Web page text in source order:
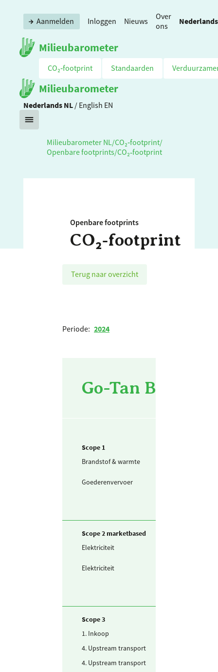
Milieubarometer
Aanmelden Inloggen Nieuws
Over
ons
Nederlands
CO₂‑footprint Standaarden
Milieubarometer
Nederlands NL / English EN
Milieubarometer NL /CO₂‑footprint/
Openbare footprints/CO₂‑footprint
Openbare footprints
CO₂‑footprint
Terug naar overzicht
Periode: 2024
Go-Tan BV -
Scope 1
Brandstof & warmte
Goederenvervoer
Scope 2 marketbased
Elektriciteit
Elektriciteit
Scope 3
1. Inkoop
4. Upstream transport
4. Upstream transport